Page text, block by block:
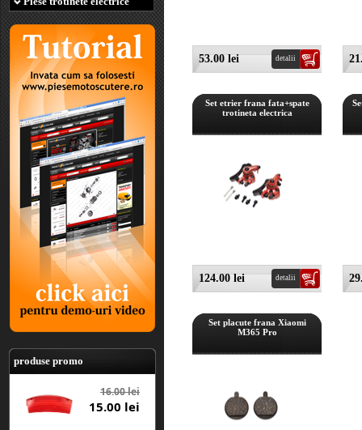
produse promo
16.00 lei
15.00 lei
53.00 lei detalii
Set etrier frana fata+spate
trotineta electrica
124.00 lei detalii
Set placute frana Xiaomi
M365 Pro